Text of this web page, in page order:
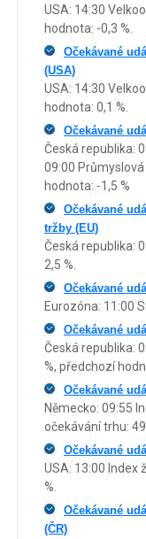
USA: 14:30
hodnota: -0,3 %.
Očekávané
(USA)
USA: 14:30
hodnota: 0,1 %.
Očekávané
Česká republika:
09:00
hodnota: -1,5 %
Očekávané
tržby (EU)
Česká republika:
2,5 %.
Očekávané
Eurozóna: 11:00
Očekávané
Česká republika:
%, předchozí
Očekávané
Německo: 09:55
očekávání trhu:
Očekávané
USA: 13:00 Index
%.
Očekávané
(ČR)